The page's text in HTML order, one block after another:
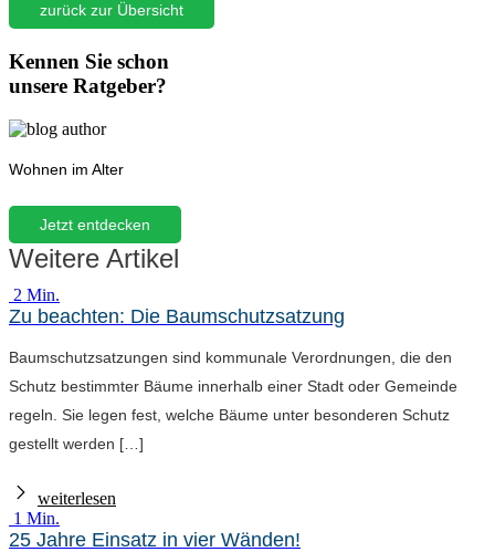
zurück zur Übersicht
Kennen Sie schon
unsere Ratgeber?
Wohnen im Alter
Jetzt entdecken
Weitere Artikel
2 Min.
Zu beachten: Die Baumschutzsatzung
Baumschutzsatzungen sind kommunale Verordnungen, die den
Schutz bestimmter Bäume innerhalb einer Stadt oder Gemeinde
regeln. Sie legen fest, welche Bäume unter besonderen Schutz
gestellt werden […]
weiterlesen
1 Min.
25 Jahre Einsatz in vier Wänden!